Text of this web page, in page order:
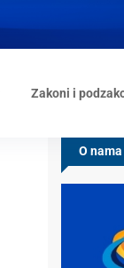
Zakoni i
O nama